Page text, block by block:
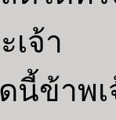
เจ้า
นี้ข้าพ